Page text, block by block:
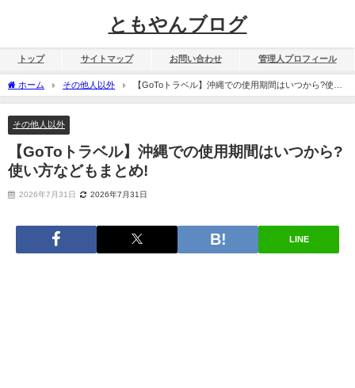
ともやんブログ
トップ サイトマップ お問い合わせ 管理人プロフィール
ホーム その他人以外
【GoToトラベル】沖縄での使用期間はいつから?使い
方などもまとめ!
その他人以外
【GoToトラベル】沖縄での使用期間はいつから?
使い方などもまとめ!
2026年7月31日 2026年7月31日
LINE